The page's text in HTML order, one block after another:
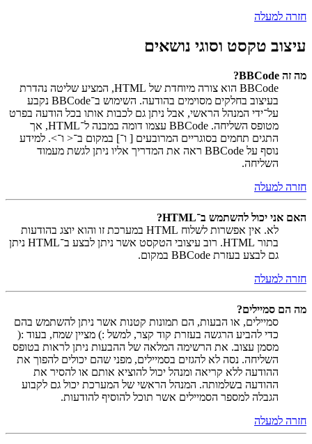
חזרה למעלה
עיצוב טקסט וסוגי נושאים
מה זה BBCode?
BBCode הוא צורה מיוחדת של HTML, המציע שליטה נהדרת
בעיצוב בחלקים מסוימים בהודעה. השימוש ב־BBCode נקבע
על־ידי המנהל הראשי, אבל ניתן גם לכבות אותו בכל הודעה בפרט
מטופס השליחה. BBCode עצמו דומה במבנה ל־HTML, אך
התגים תחמים בסוגריים המרובעים [ ו־] במקום ב־< ו־>. למידע
נוסף על BBCode ראה את המדריך אליו ניתן לגשת מעמוד
השליחה.
חזרה למעלה
האם אני יכול להשתמש ב־HTML?
לא. אין אפשרות לשלוח HTML במערכת זו והוא יוצג בהודעות
בתור HTML. רוב עיצובי הטקסט אשר ניתן לבצע ב־HTML ניתן
גם לבצע בעזרת BBCode במקום.
חזרה למעלה
מה הם סמיילים?
סמיילים, או הבעות, הם תמונות קטנות אשר ניתן להשתמש בהם
כדי להביע הרגשה בעזרת קוד קצר, למשל :) מציין שמח, בעוד :(
מסמן עצוב. את הרשימה המלאה של ההבעות ניתן לראות בטופס
השליחה. נסה לא להגזים בסמיילים, מפני שהם יכולים להפוך את
ההודעה ללא קריאה ומנהל יכול להוציא אותם או להסיר את
ההודעה בשלמותה. המנהל הראשי של המערכת יכול גם לקבוע
הגבלה למספר הסמיילים אשר תוכל להוסיף להודעות.
חזרה למעלה